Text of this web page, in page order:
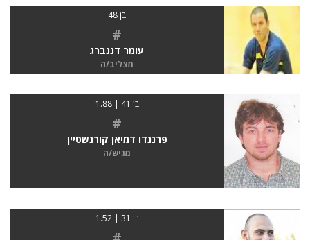
בן 48
#
עומר דננברג
מצליב/ה
בן 41 | 1.88
#
פרננדו דמיאן קורנשטיין
מגיש/ה
בן 31 | 1.52